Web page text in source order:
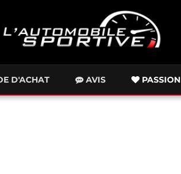
D'ACHAT AVIS PASSION